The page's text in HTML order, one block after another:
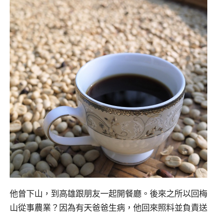
他曾下山，到高雄跟朋友一起開餐廳。後來之所以回梅
山從事農業？因為有天爸爸生病，他回來照料並負責送